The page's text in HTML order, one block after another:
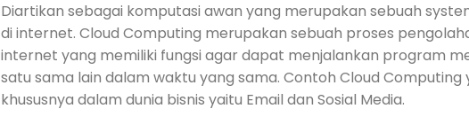
Diartikan sebagai komputasi awan yang merupakan sebuah
di internet. Cloud Computing merupakan sebuah proses
internet yang memiliki fungsi agar dapat menjalankan program
satu sama lain dalam waktu yang sama. Contoh Cloud Computing
khususnya dalam dunia bisnis yaitu Email dan Sosial Media.